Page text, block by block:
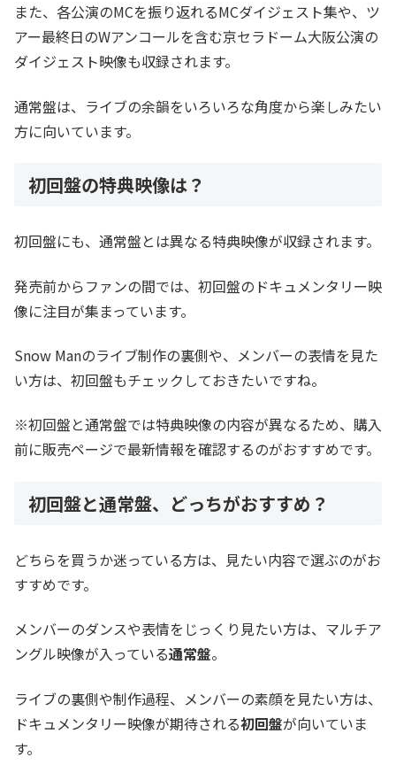
また、各公演のMCを振り返れるMCダイジェスト集や、ツ
アー最終日のWアンコールを含む京セラドーム大阪公演の
ダイジェスト映像も収録されます。
通常盤は、ライブの余韻をいろいろな角度から楽しみたい
方に向いています。
初回盤の特典映像は？
初回盤にも、通常盤とは異なる特典映像が収録されます。
発売前からファンの間では、初回盤のドキュメンタリー映
像に注目が集まっています。
Snow Manのライブ制作の裏側や、メンバーの表情を見た
い方は、初回盤もチェックしておきたいですね。
※初回盤と通常盤では特典映像の内容が異なるため、購入
前に販売ページで最新情報を確認するのがおすすめです。
初回盤と通常盤、どっちがおすすめ？
どちらを買うか迷っている方は、見たい内容で選ぶのがお
すすめです。
メンバーのダンスや表情をじっくり見たい方は、マルチア
ングル映像が入っている通常盤。
ライブの裏側や制作過程、メンバーの素顔を見たい方は、
ドキュメンタリー映像が期待される初回盤が向いていま
す。